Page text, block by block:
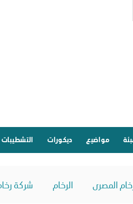
التشطيبات ديكورات مواضيع
المصرى الرخام شركة